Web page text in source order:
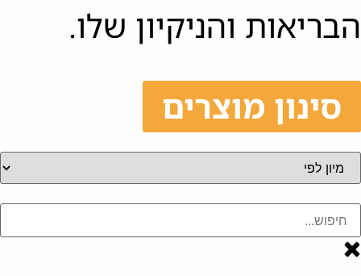
הבריאות והניקיון שלו.
סינון מוצרים